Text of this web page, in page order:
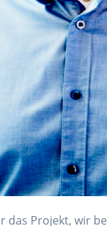
Projekt, wir